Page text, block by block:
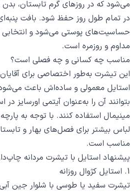
می‌شود که در روزهای گرم تابستان،
در تمام طول روز حفظ شود. بافت
حساسیت‌های پوستی می‌شود و انتخابی
مداوم و روزمره است.
مناسب چه کسانی و چه فصلی است؟
این تیشرت به‌طور اختصاصی برای
استایل معمولی و ساده‌اش باعث
بتوانند آن را به‌عنوان آیتمی اورسایز در
مینیمال استفاده کنند. با توجه به
لباس بیشتر برای فصل‌های بهار و
مناسب است.
پیشنهاد استایل با تیشرت مردانه
1. استایل کژوال روزانه
تیشرت سفید یا طوسی با شلوار جین